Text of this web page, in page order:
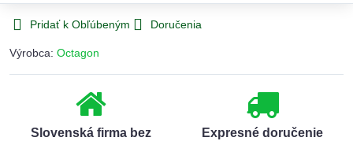
Pridať k Obľúbeným Doručenia
Výrobca: Octagon
Slovenská firma bez
Expresné doručenie